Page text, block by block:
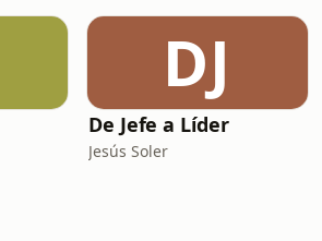
DJ
De Jefe a Líder
Jesús Soler